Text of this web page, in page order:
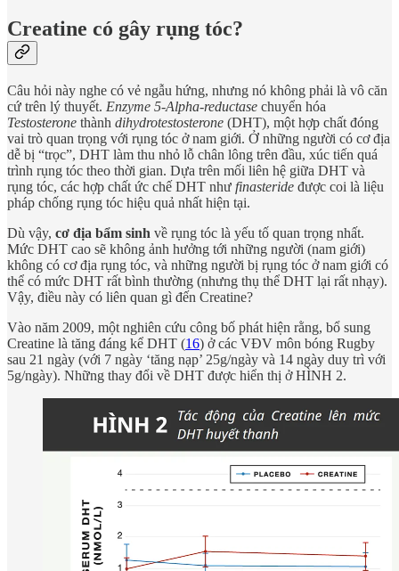
Creatine có gây rụng tóc?
Câu hỏi này nghe có vẻ ngẫu hứng, nhưng nó không phải là vô căn
cứ trên lý thuyết. Enzyme 5-Alpha-reductase chuyển hóa
Testosterone thành dihydrotestosterone (DHT), một hợp chất đóng
vai trò quan trọng với rụng tóc ở nam giới. Ở những người có cơ địa
dễ bị “trọc”, DHT làm thu nhỏ lỗ chân lông trên đầu, xúc tiến quá
trình rụng tóc theo thời gian. Dựa trên mối liên hệ giữa DHT và
rụng tóc, các hợp chất ức chế DHT như finasteride được coi là liệu
pháp chống rụng tóc hiệu quả nhất hiện tại.
Dù vậy, cơ địa bẩm sinh về rụng tóc là yếu tố quan trọng nhất.
Mức DHT cao sẽ không ảnh hưởng tới những người (nam giới)
không có cơ địa rụng tóc, và những người bị rụng tóc ở nam giới có
thể có mức DHT rất bình thường (nhưng thụ thể DHT lại rất nhạy).
Vậy, điều này có liên quan gì đến Creatine?
Vào năm 2009, một nghiên cứu công bố phát hiện rằng, bổ sung
Creatine là tăng đáng kể DHT (16) ở các VĐV môn bóng Rugby
sau 21 ngày (với 7 ngày ‘tăng nạp’ 25g/ngày và 14 ngày duy trì với
5g/ngày). Những thay đổi về DHT được hiển thị ở HÌNH 2.